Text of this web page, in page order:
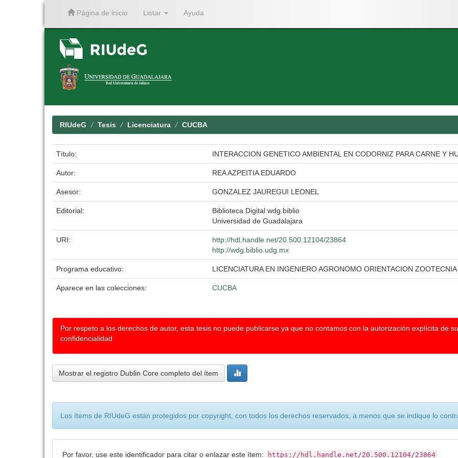
Página de inicio Listar Ayuda
RIUdeG Tesis Licenciatura CUCBA
Título: INTERACCION GENETICO AMBIENTAL EN CODORNIZ PARA CARNE Y
Autor: REA AZPEITIA EDUARDO
Asesor: GONZALEZ JAUREGUI LEONEL
Editorial:
Biblioteca Digital wdg.biblio
Universidad de Guadalajara
URI:
http://hdl.handle.net/20.500.12104/23864
http://wdg.biblio.udg.mx
Programa educativo: LICENCIATURA EN INGENIERO AGRONOMO ORIENTACION ZOOTECNIA
Aparece en las colecciones: CUCBA
Por respeto a los derechos de autor, esta tesis no puede publicarse ya que no contamos con la autorización explícita de
confidencialidad
Mostrar el registro Dublin Core completo del ítem
Los ítems de RIUdeG están protegidos por copyright, con todos los derechos reservados, a menos que se indique lo
Por favor, use este identificador para citar o enlazar este ítem: https://hdl.handle.net/20.500.12104/23864